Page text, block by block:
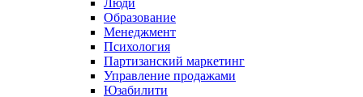
Люди
Образование
Менеджмент
Психология
Партизанский маркетинг
Управление продажами
Юзабилити